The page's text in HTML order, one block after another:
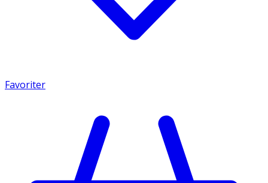
Favoriter